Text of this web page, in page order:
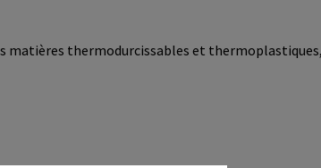
matières thermodurcissables et